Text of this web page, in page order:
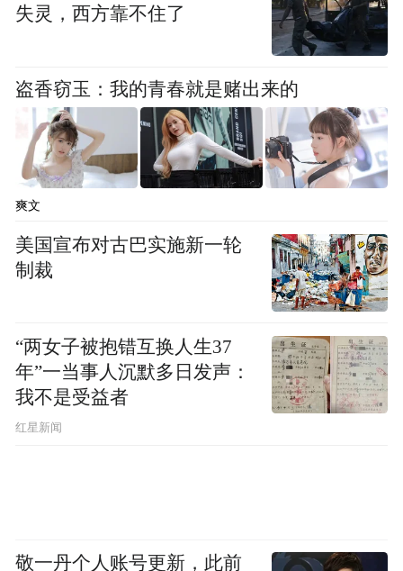
Pixies带来60分钟小专场，《Where Is My
Mind?》引发现场沸腾；吉他手Johnny Marr
掀起英伦摇滚热潮。痛仰、万能青年旅店、
蛙池、夏日入侵企画等国内顶级乐队轮番掀
起全场热潮，DOUDOU、虎啸春、马頔等乐
队激情献演，马頔代表作《南山南》引起现
场万人大合唱。
失灵，西方靠不住了
盗香窃玉：我的青春就是赌出来的
爽文
美国宣布对古巴实施新一轮
制裁
“两女子被抱错互换人生37
年”一当事人沉默多日发声：
我不是受益者
红星新闻
敬一丹个人账号更新，此前